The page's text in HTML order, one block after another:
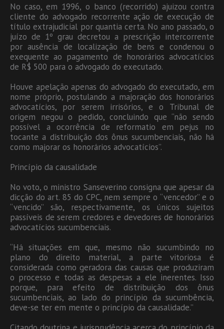
No caso, em 1996, o banco (recorrido) ajuizou contra
cliente do advogado recorrente ação de execução de
título extrajudicial por quantia certa. No ano passado, o
juízo de 1º grau decretou a prescrição intercorrente
por ausência de localização de bens e condenou o
exequente ao pagamento de honorários advocatícios
de R$ 500 para o advogado do executado.
Houve apelação apenas do advogado do executado, em
nome próprio, postulando a majoração dos honorários
advocatícios, por serem irrisórios, e o Tribunal de
origem negou o pedido, concluindo que “não sendo
possível a ocorrência de reformatio em pejus no
tocante a distribuição dos ônus sucumbenciais, não há
como majorar os honorários advocatícios”.
Princípio da causalidade
No voto, o ministro Sanseverino consigna que apesar da
dicção do art. 85 do CPC, nem sempre o “vencedor” e o
“vencido” são, respectivamente, os únicos sujeitos
passíveis de serem credores e devedores de honorários
advocatícios sucumbenciais.
“Há situações em que, mesmo não sucumbindo no
plano do direito material, a parte vitoriosa é
considerada como geradora das causas que produziram
o processo e todas as despesas a ele inerentes. Isso
porque, para efeito de distribuição dos ônus
sucumbenciais, ao lado do princípio da sucumbência,
deve-se ter em mente o princípio da causalidade.”